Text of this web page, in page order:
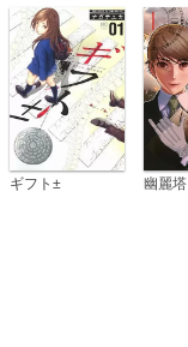
ギフト± 幽麗塔